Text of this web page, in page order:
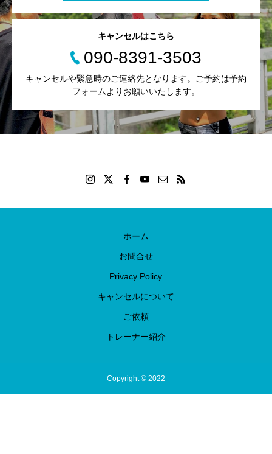
キャンセルはこちら
090-8391-3503
キャンセルや緊急時のご連絡先となります。ご予約は予約
フォームよりお願いいたします。
ホーム
お問合せ
Privacy Policy
キャンセルについて
ご依頼
トレーナー紹介
Copyright © 2022